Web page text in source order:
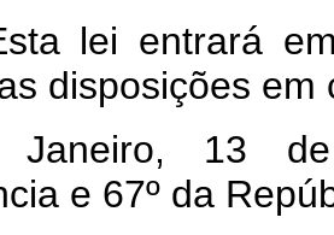
lei entrará
disposições em
13
e 67º da